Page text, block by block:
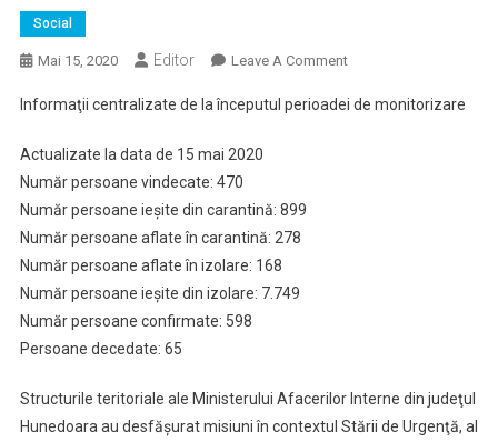
Social
Mai 15, 2020 Editor Leave A CommentOn
Situație
Informaţii centralizate de la începutul perioadei de monitorizare
Actualizate la data de 15 mai 2020
Număr persoane vindecate: 470
Număr persoane ieşite din carantină: 899
Număr persoane aflate în carantină: 278
Număr persoane aflate în izolare: 168
Număr persoane ieşite din izolare: 7.749
Număr persoane confirmate: 598
Persoane decedate: 65
Structurile teritoriale ale Ministerului Afacerilor Interne din judeţul
Hunedoara au desfăşurat misiuni în contextul Stării de Urgenţă, al